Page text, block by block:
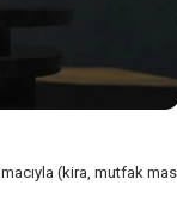
(kira, mutfak